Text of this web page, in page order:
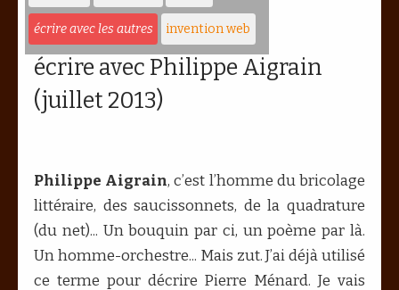
écrire avec les autres invention web
écrire avec Philippe Aigrain
(juillet 2013)
Philippe Aigrain, c’est l’homme du bricolage
littéraire, des saucissonnets, de la quadrature
(du net)... Un bouquin par ci, un poème par là.
Un homme-orchestre... Mais zut. J’ai déjà utilisé
ce terme pour décrire Pierre Ménard. Je vais